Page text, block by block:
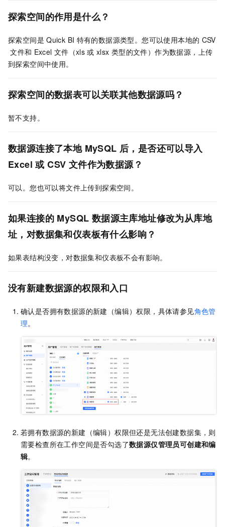
探索空间的作用是什么？
探索空间是 Quick BI 特有的数据源类型。您可以使用本地的 CSV
文件和 Excel 文件（xls 或 xlsx 类型的文件）作为数据源，上传
到探索空间中使用。
探索空间的数据表可以关联其他数据源吗？
暂不支持。
数据源连接了本地 MySQL 后，是否还可以导入
Excel 或 CSV 文件作为数据源？
可以。您也可以将文件上传到探索空间。
如果连接的 MySQL 数据源主库地址修改为从库地
址，对数据集和仪表板有什么影响？
如果表结构没变，对数据集和仪表板不会有影响。
没有新建数据源的权限和入口
确认是否拥有数据源的新建（编辑）权限，具体请参见角色管
理。
若拥有数据源的新建（编辑）权限但还是无法创建数据集，则
需要检查所在工作空间是否勾选了数据源仅管理员可创建和编
辑。